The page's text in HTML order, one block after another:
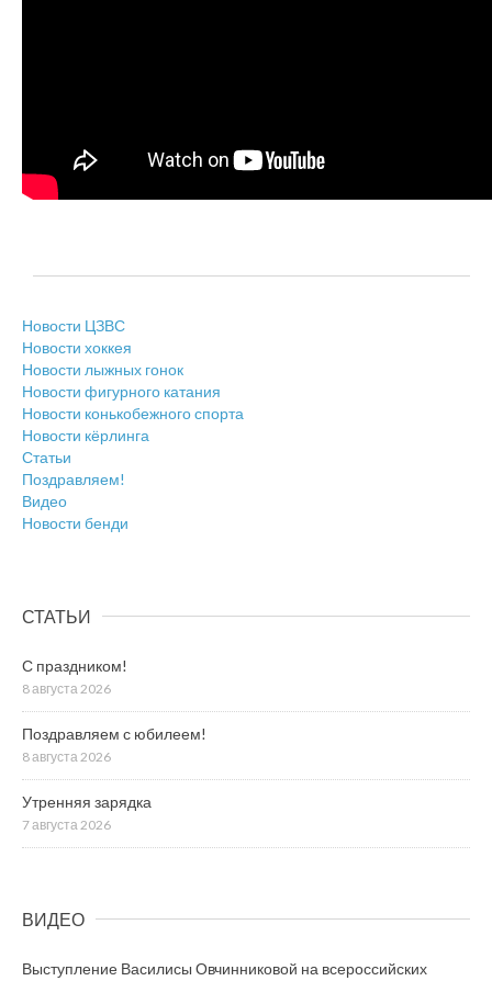
Новости ЦЗВС
Новости хоккея
Новости лыжных гонок
Новости фигурного катания
Новости конькобежного спорта
Новости кёрлинга
Статьи
Поздравляем!
Видео
Новости бенди
СТАТЬИ
С праздником!
8 августа 2026
Поздравляем с юбилеем!
8 августа 2026
Утренняя зарядка
7 августа 2026
ВИДЕО
Выступление Василисы Овчинниковой на всероссийских